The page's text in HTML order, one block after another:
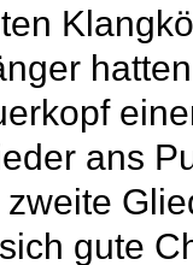
ans
gute